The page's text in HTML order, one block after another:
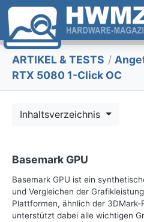
ARTIKEL & TESTS /
RTX 5080 1-Click OC
Inhaltsverzeichnis
Basemark GPU
Basemark GPU ist ein
und Vergleichen der
Plattformen, ähnlich der 3DMark-
unterstützt dabei alle wichtigen